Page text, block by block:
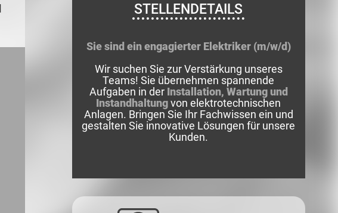
STELLENDETAILS
Sie sind ein engagierter Elektriker (m/w/d)
Wir suchen Sie zur Verstärkung unseres
Teams! Sie übernehmen spannende
Aufgaben in der Installation, Wartung und
Instandhaltungvon elektrotechnischen
Anlagen. Bringen Sie Ihr Fachwissen ein und
gestalten Sie innovative Lösungen für unsere
Kunden.